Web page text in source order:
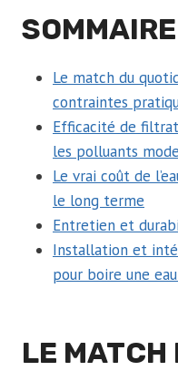
SOMMAIRE
Le match du
contraintes
Efficacité de
les polluants
Le vrai coût de
le long terme
Entretien et
Installation et
pour boire une
LE MATCH